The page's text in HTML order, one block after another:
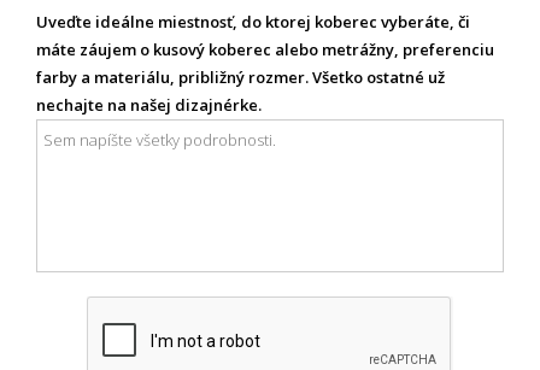
Uveďte ideálne miestnosť, do ktorej koberec vyberáte, či
máte záujem o kusový koberec alebo metrážny, preferenciu
farby a materiálu, približný rozmer. Všetko ostatné už
nechajte na našej dizajnérke.